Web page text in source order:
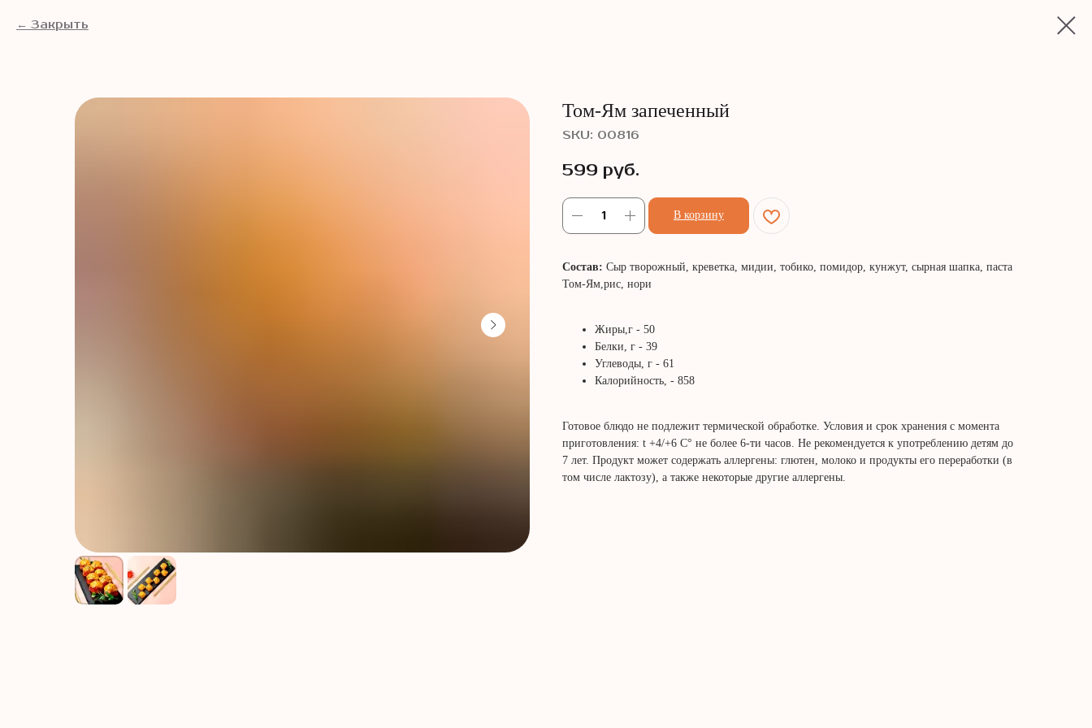
Закрыть
Том-Ям запеченный
SKU: 00816
599 руб.
В корзину
Состав: Сыр творожный, креветка, мидии, тобико, помидор, кунжут, сырная шапка, паста
Том-Ям,рис, нори
Жиры,г - 50
Белки, г - 39
Углеводы, г - 61
Калорийность, - 858
Готовое блюдо не подлежит термической обработке. Условия и срок хранения с момента
приготовления: t +4/+6 С° не более 6-ти часов. Не рекомендуется к употреблению детям до
7 лет. Продукт может содержать аллергены: глютен, молоко и продукты его переработки (в
том числе лактозу), а также некоторые другие аллергены.